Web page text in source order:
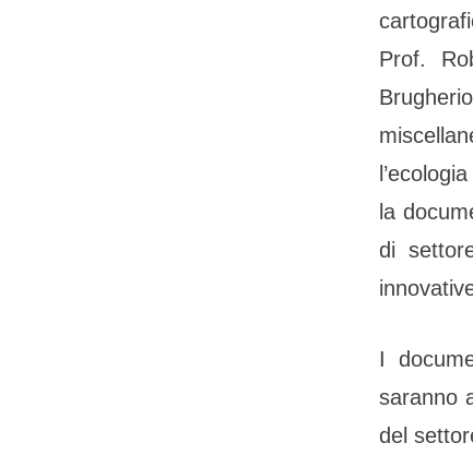
Prof.
la
di
I
saranno
del